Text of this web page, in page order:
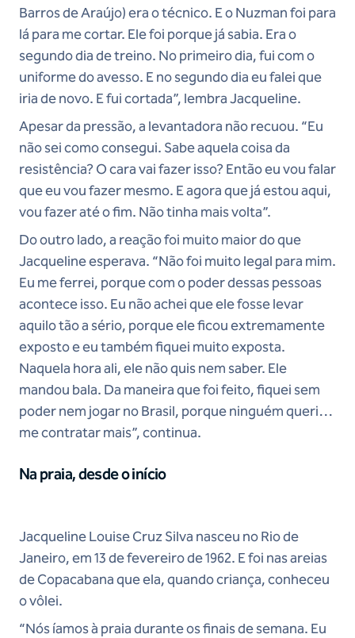
Barros de Araújo) era o técnico. E o Nuzman foi para
lá para me cortar. Ele foi porque já sabia. Era o
segundo dia de treino. No primeiro dia, fui com o
uniforme do avesso. E no segundo dia eu falei que
iria de novo. E fui cortada”, lembra Jacqueline.
Apesar da pressão, a levantadora não recuou. “Eu
não sei como consegui. Sabe aquela coisa da
resistência? O cara vai fazer isso? Então eu vou falar
que eu vou fazer mesmo. E agora que já estou aqui,
vou fazer até o fim. Não tinha mais volta”.
Do outro lado, a reação foi muito maior do que
Jacqueline esperava. “Não foi muito legal para mim.
Eu me ferrei, porque com o poder dessas pessoas
acontece isso. Eu não achei que ele fosse levar
aquilo tão a sério, porque ele ficou extremamente
exposto e eu também fiquei muito exposta.
Naquela hora ali, ele não quis nem saber. Ele
mandou bala. Da maneira que foi feito, fiquei sem
poder nem jogar no Brasil, porque ninguém queria
me contratar mais”, continua.
Na praia, desde o início
Jacqueline Louise Cruz Silva nasceu no Rio de
Janeiro, em 13 de fevereiro de 1962. E foi nas areias
de Copacabana que ela, quando criança, conheceu
o vôlei.
“Nós íamos à praia durante os finais de semana. Eu